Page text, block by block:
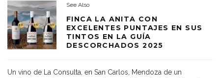
See Also
FINCA LA ANITA CON
EXCELENTES PUNTAJES EN SUS
TINTOS EN LA GUÍA
DESCORCHADOS 2025
Un vino de La Consulta, en San Carlos, Mendoza de un